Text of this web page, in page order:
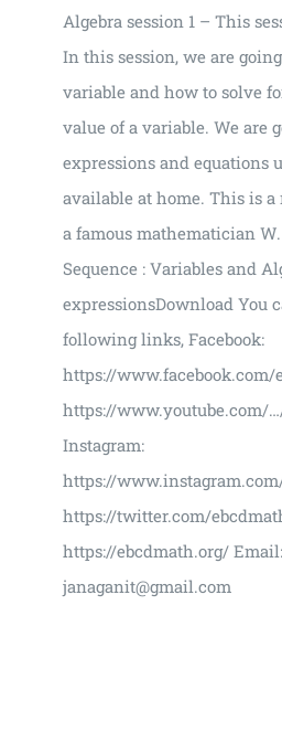
Algebra session 1 – This
In this session, we are
variable and how to solve
value of a variable. We are
expressions and equations
available at home. This is
a famous mathematician
Sequence : Variables and
expressionsDownload You
following links, Facebook:
https://www.facebook.com/
https://www.youtube.com/
Instagram:
https://
https://twitter.com/
https://ebcdmath.org/ Email:
janaganit@gmail.com